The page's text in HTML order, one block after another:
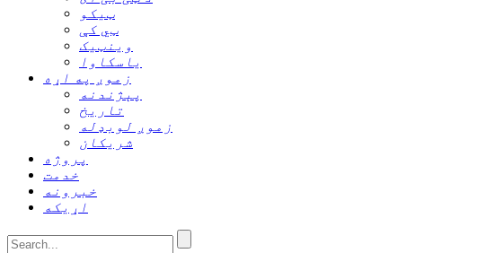
ټیکو
ټي کې
وینټیک
یاسکاوا
زموږ په اړه
پېژندنه
تاریخ
زموږ لوبډله
شریکان
پروژه
خدمت
خبرونه
اړیکه